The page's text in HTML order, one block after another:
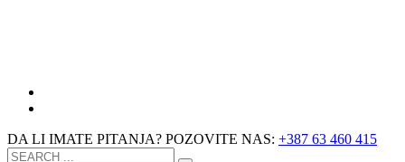
DA LI IMATE PITANJA? POZOVITE NAS: +387 63 460 415